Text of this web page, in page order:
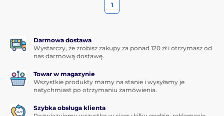
1
Darmowa dostawa
Wystarczy, że zrobisz zakupy za ponad 120 zł i otrzymasz od
nas darmową dostawę.
Towar w magazynie
Wszystkie produkty mamy na stanie i wysyłamy je
natychmiast po otrzymaniu zamówienia.
Szybka obsługa klienta